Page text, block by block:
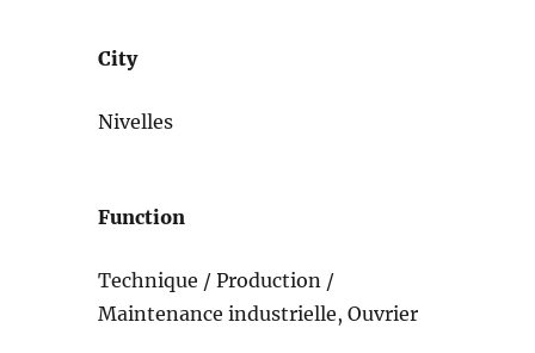
City
Nivelles
Function
Technique / Production /
Maintenance industrielle, Ouvrier